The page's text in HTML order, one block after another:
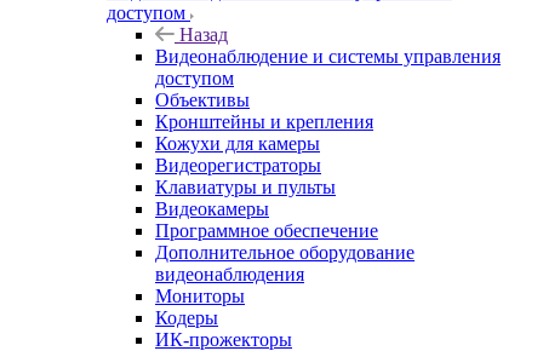
доступом
Назад
Видеонаблюдение и системы управления
доступом
Объективы
Кронштейны и крепления
Кожухи для камеры
Видеорегистраторы
Клавиатуры и пульты
Видеокамеры
Программное обеспечение
Дополнительное оборудование
видеонаблюдения
Мониторы
Кодеры
ИК-прожекторы